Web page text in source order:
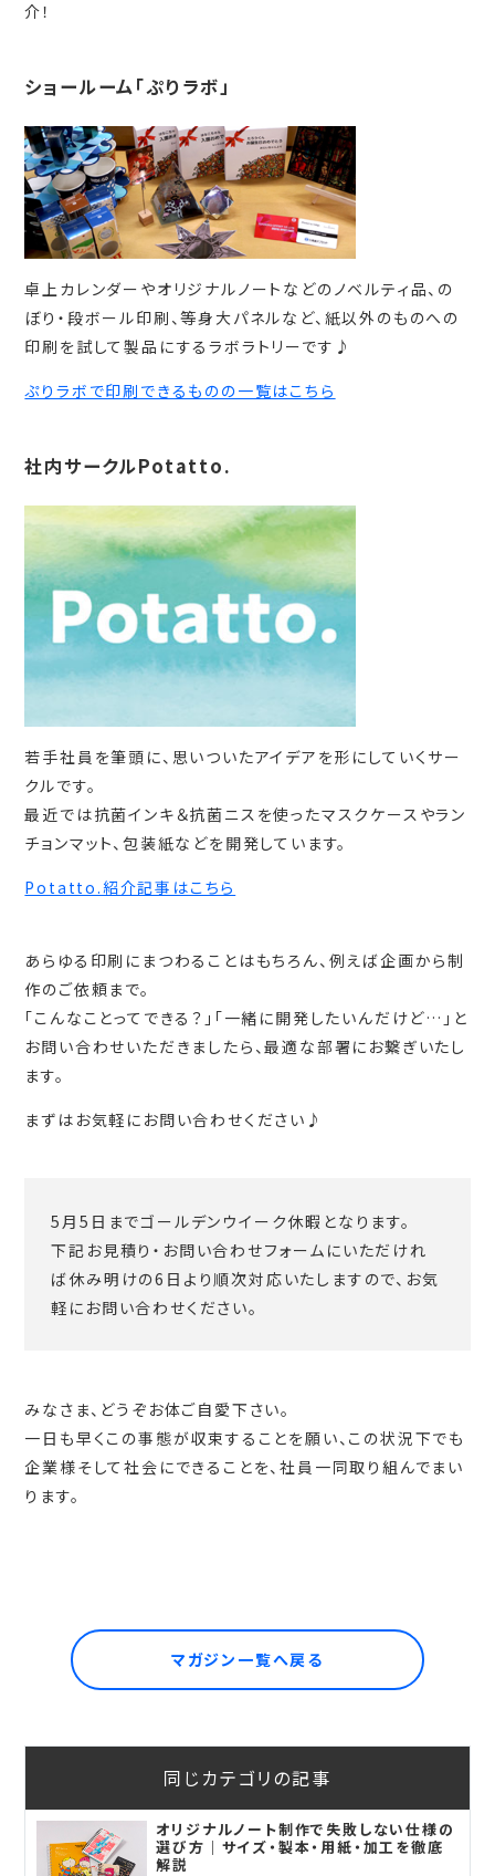
介！
ショールーム「ぷりラボ」
卓上カレンダーやオリジナルノートなどのノベルティ品、の
ぼり・段ボール印刷、等身大パネルなど、紙以外のものへの
印刷を試して製品にするラボラトリーです♪
ぷりラボで印刷できるものの一覧はこちら
社内サークルPotatto.
若手社員を筆頭に、思いついたアイデアを形にしていくサー
クルです。
最近では抗菌インキ＆抗菌ニスを使ったマスクケースやラン
チョンマット、包装紙などを開発しています。
Potatto.紹介記事はこちら
あらゆる印刷にまつわることはもちろん、例えば企画から制
作のご依頼まで。
「こんなことってできる？」「一緒に開発したいんだけど…」と
お問い合わせいただきましたら、最適な部署にお繋ぎいたし
ます。
まずはお気軽にお問い合わせください♪
5月5日までゴールデンウイーク休暇となります。
下記お見積り・お問い合わせフォームにいただけれ
ば休み明けの6日より順次対応いたしますので、お気
軽にお問い合わせください。
みなさま、どうぞお体ご自愛下さい。
一日も早くこの事態が収束することを願い、この状況下でも
企業様そして社会にできることを、社員一同取り組んでまい
ります。
同じカテゴリの記事
オリジナルノート制作で失敗しない仕様の
選び方｜サイズ・製本・用紙・加工を徹底
解説
マガジン一覧へ戻る